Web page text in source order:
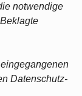
notwendige
Datenschutz-